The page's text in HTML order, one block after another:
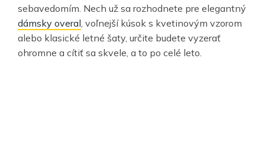
sebavedomím. Nech už sa rozhodnete pre elegantný
dámsky overal, voľnejší kúsok s kvetinovým vzorom
alebo klasické letné šaty, určite budete vyzerať
ohromne a cítiť sa skvele, a to po celé leto.